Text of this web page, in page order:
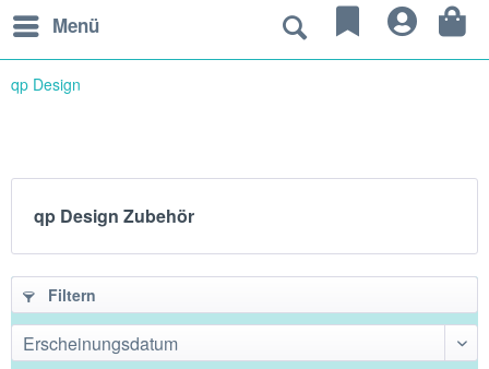
Menü
qp Design
qp Design Zubehör
Filtern